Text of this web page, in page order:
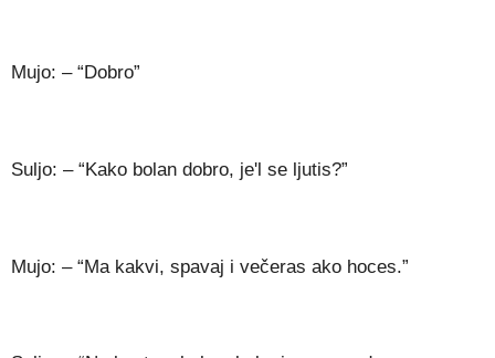
Mujo: – “Dobro”
Suljo: – “Kako bolan dobro, je'l se ljutis?”
Mujo: – “Ma kakvi, spavaj i večeras ako hoces.”